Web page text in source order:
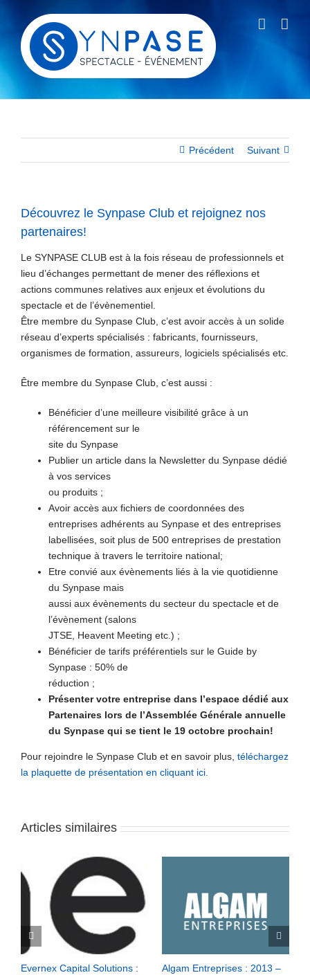
contenu
Précédent Suivant
Découvrez le Synpase Club et rejoignez nos
partenaires!
Le SYNPASE CLUB est à la fois réseau de professionnels et
lieu d’échanges permettant de mener des réflexions et
actions communes relatives aux enjeux et évolutions du
spectacle et de l’évènementiel.
Être membre du Synpase Club, c’est avoir accès à un solide
réseau d’experts spécialisés : fabricants, fournisseurs,
organismes de formation, assureurs, logiciels spécialisés etc.
Être membre du Synpase Club, c’est aussi :
Bénéficier d’une meilleure visibilité grâce à un
référencement sur le
site du Synpase
Publier un article dans la Newsletter du Synpase dédié
à vos services
ou produits ;
Avoir accès aux fichiers de coordonnées des
entreprises adhérents au Synpase et des entreprises
labellisées, soit plus de 500 entreprises de prestation
technique à travers le territoire national;
Etre convié aux évènements liés à la vie quotidienne
du Synpase mais
aussi aux évènements du secteur du spectacle et de
l’évènement (salons
JTSE, Heavent Meeting etc.) ;
Bénéficier de tarifs préférentiels sur le Guide by
Synpase : 50% de
réduction ;
Présenter votre entreprise dans l’espace dédié aux
Partenaires lors de l’Assemblée Générale annuelle
du Synpase qui se tient le 19 octobre prochain!
Pour rejoindre le Synpase Club et en savoir plus, téléchargez
la plaquette de présentation en cliquant ici.
Articles similaires
Evernex Capital Solutions :
Algam Entreprises : 2013 –